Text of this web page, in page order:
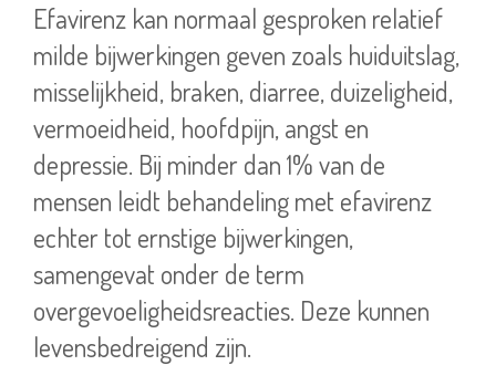
Efavirenz kan normaal gesproken relatief
milde bijwerkingen geven zoals huiduitslag,
misselijkheid, braken, diarree, duizeligheid,
vermoeidheid, hoofdpijn, angst en
depressie. Bij minder dan 1% van de
mensen leidt behandeling met efavirenz
echter tot ernstige bijwerkingen,
samengevat onder de term
overgevoeligheidsreacties. Deze kunnen
levensbedreigend zijn.